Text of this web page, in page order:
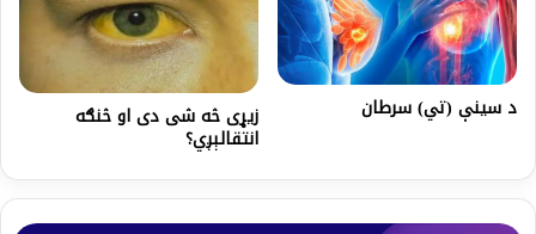
د سینې (تي) سرطان زيړی څه شی دی او څنګه
انتقالېږي؟